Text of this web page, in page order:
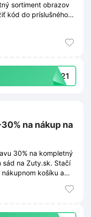
sortiment obrazov
kód do príslušného
Zuty.sk a cena
VA21
na nákup na
30% na kompletný
na Zuty.sk. Stačí
košíku a